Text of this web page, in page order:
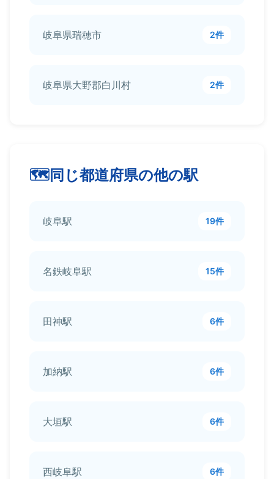
岐阜県瑞穂市 2件
岐阜県大野郡白川村 2件
同じ都道府県の他の駅
岐阜駅 19件
名鉄岐阜駅 15件
田神駅 6件
加納駅 6件
大垣駅 6件
西岐阜駅 6件